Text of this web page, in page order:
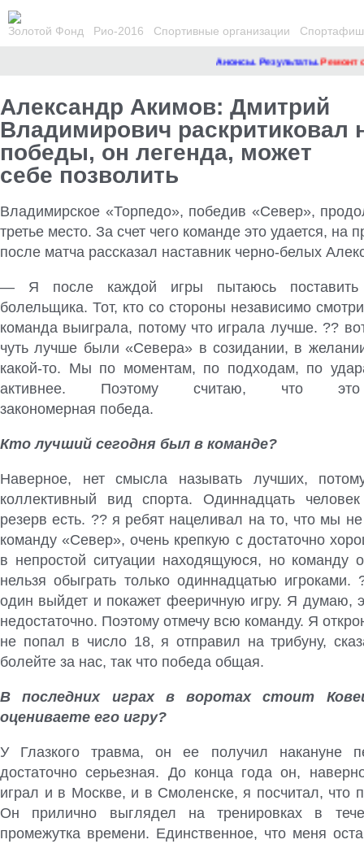
Золотой Фонд Рио-2016 Спортивные организации
Анонсы. Результаты.Ремонт сайта
Александр Акимов: Дмитрий
Владимирович раскритиковал
победы, он легенда, может
себе позволить
Владимирское «Торпедо», победив «Север»,
третье место. За счет чего команде это удается, на
после матча рассказал наставник черно-белых
— Я после каждой игры пытаюсь
болельщика. Тот, кто со стороны независимо
команда выиграла, потому что играла лучше. ??
чуть лучше были «Севера» в созидании, в
какой-то. Мы по моментам, по подходам, по
активнее. Поэтому считаю, что это
закономерная победа.
Кто лучший сегодня был в команде?
Наверное, нет смысла называть лучших,
коллективный вид спорта. Одиннадцать
резерв есть. ?? я ребят нацеливал на то, что мы
команду «Север», очень крепкую с достаточно
в непростой ситуации находящуюся, но команду
нельзя обыграть только одиннадцатью
один выйдет и покажет фееричную игру. Я думаю,
недостаточно. Поэтому отмечу всю команду. Я
не попал в число 18, я отправил на трибуну,
болейте за нас, так что победа общая.
В последних играх в воротах стоит
оцениваете его игру?
У Глазкого травма, он ее получил накануне
достаточно серьезная. До конца года он,
играл и в Москве, и в Смоленске, я посчитал, что
Он прилично выглядел на тренировках в
промежутка времени. Единственное, что меня